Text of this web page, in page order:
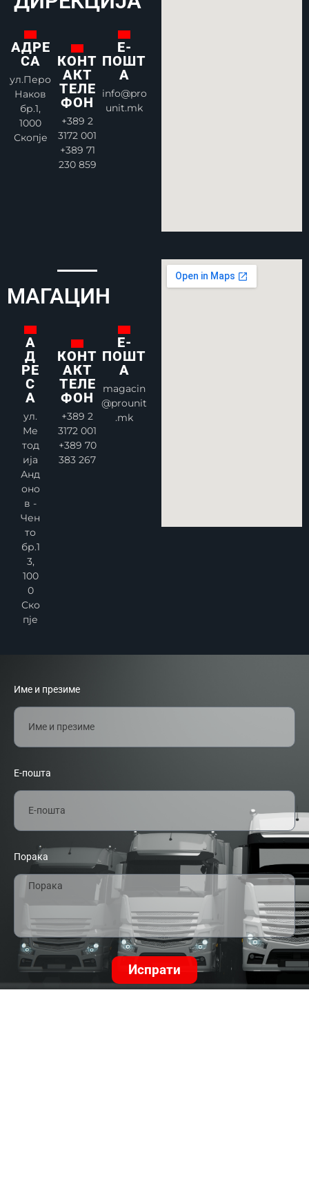
АДРЕ
СА
ул.Перо
Наков
бр.1,
1000
Скопје
КОНТ
АКТ
ТЕЛЕ
ФОН
+389 2
3172 001
+389 71
230 859
Е-
ПОШТ
А
info@pro
unit.mk
МАГАЦИН
А
Д
РЕ
С
А
ул.
Ме
тод
ија
Анд
оно
в -
Чен
то
бр.1
3,
100
0
Ско
пје
КОНТ
АКТ
ТЕЛЕ
ФОН
+389 2
3172 001
+389 70
383 267
Е-
ПОШТ
А
magacin
@prounit
.mk
Име и презиме
Е-пошта
Порака
Испрати